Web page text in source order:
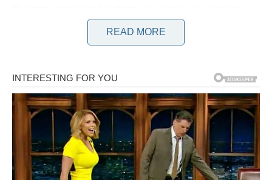
kratko vratite u djetinjstvo. I nakon svih ovih godina, aroma
Za postizanje optimalnih rezultata preporučuje se količina od
500 do 600 mililitara mlake vode.
READ MORE